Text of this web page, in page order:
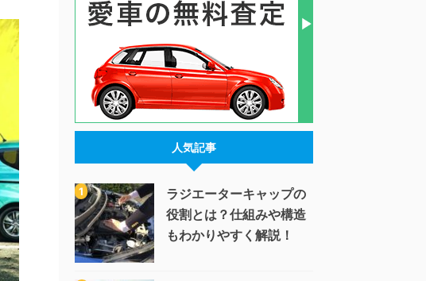
人気記事
ラジエーターキャップの
役割とは？仕組みや構造
もわかりやすく解説！